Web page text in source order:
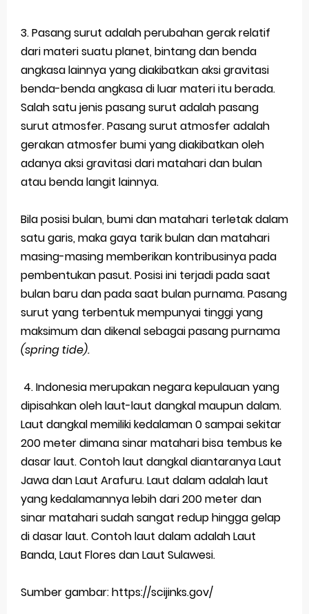
3. Pasang surut adalah perubahan gerak relatif
dari materi suatu planet, bintang dan benda
angkasa lainnya yang diakibatkan aksi gravitasi
benda-benda angkasa di luar materi itu berada.
Salah satu jenis pasang surut adalah pasang
surut atmosfer. Pasang surut atmosfer adalah
gerakan atmosfer bumi yang diakibatkan oleh
adanya aksi gravitasi dari matahari dan bulan
atau benda langit lainnya.
Bila posisi bulan, bumi dan matahari terletak dalam
satu garis, maka gaya tarik bulan dan matahari
masing-masing memberikan kontribusinya pada
pembentukan pasut. Posisi ini terjadi pada saat
bulan baru dan pada saat bulan purnama. Pasang
surut yang terbentuk mempunyai tinggi yang
maksimum dan dikenal sebagai pasang purnama
(spring tide).
4. Indonesia merupakan negara kepulauan yang
dipisahkan oleh laut-laut dangkal maupun dalam.
Laut dangkal memiliki kedalaman 0 sampai sekitar
200 meter dimana sinar matahari bisa tembus ke
dasar laut. Contoh laut dangkal diantaranya Laut
Jawa dan Laut Arafuru. Laut dalam adalah laut
yang kedalamannya lebih dari 200 meter dan
sinar matahari sudah sangat redup hingga gelap
di dasar laut. Contoh laut dalam adalah Laut
Banda, Laut Flores dan Laut Sulawesi.
Sumber gambar: https://scijinks.gov/